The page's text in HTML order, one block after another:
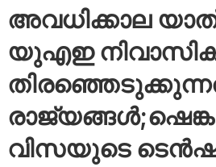
അവധിക്കാല
യുഎഇ
വിസയുടെ